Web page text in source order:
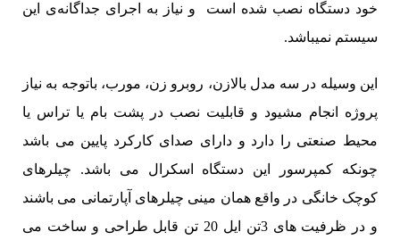
خود دستگاه نصب شده است و نیاز به اجرای جداگانه‌ی این
سیستم نمیباشد.
این وسیله در سه مدل بالازن، روبرو زن، مورب، باتوجه به نیاز
پروژه انجام مشیود و قابلیت نصب در پشت بام یا تراس یا
محیط صنعتی را دارد و دارای صدای کارکرد پایین می باشد
چونکه کمپرسور این دستگاه اسکرال می باشد. چیلرهای
کوچک خانگی در واقع همان مینی چیلرهای آپارتمانی می باشند
و در ظرفیت های 3تن ایل 20 تن قابل طراحی و ساخت می